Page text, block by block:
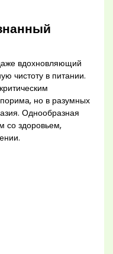
вдохновляющий
чистоту в питании.
но в разумных
Однообразная
со здоровьем,